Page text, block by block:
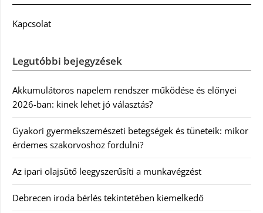
Kapcsolat
Legutóbbi bejegyzések
Akkumulátoros napelem rendszer működése és előnyei
2026-ban: kinek lehet jó választás?
Gyakori gyermekszemészeti betegségek és tüneteik: mikor
érdemes szakorvoshoz fordulni?
Az ipari olajsütő leegyszerűsíti a munkavégzést
Debrecen iroda bérlés tekintetében kiemelkedő